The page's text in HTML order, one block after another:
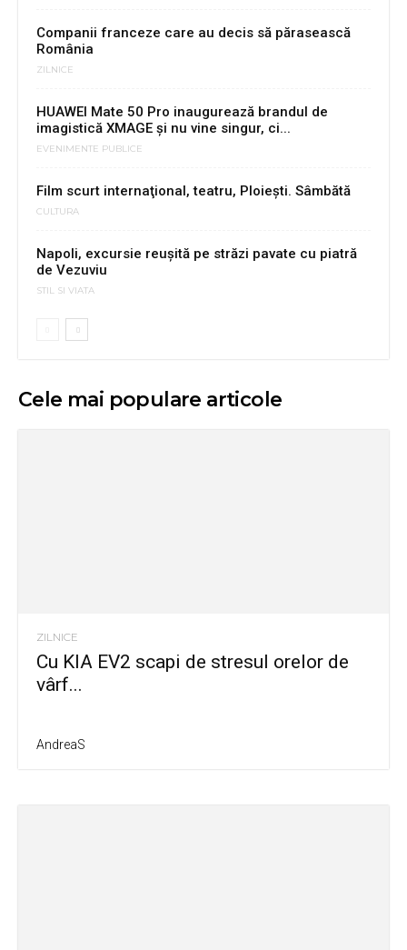
Companii franceze care au decis să părasească
România
ZILNICE
HUAWEI Mate 50 Pro inaugurează brandul de
imagistică XMAGE și nu vine singur, ci...
EVENIMENTE PUBLICE
Film scurt internaţional, teatru, Ploieşti. Sâmbătă
CULTURA
Napoli, excursie reuşită pe străzi pavate cu piatră
de Vezuviu
STIL SI VIATA
Cele mai populare articole
ZILNICE
Cu KIA EV2 scapi de stresul orelor de
vârf...
AndreaS